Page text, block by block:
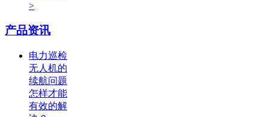
>
产品资讯
电力巡检
无人机的
续航问题
怎样才能
有效的解